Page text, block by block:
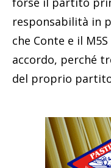
responsabilità in
che Conte e il
accordo, perché
del proprio